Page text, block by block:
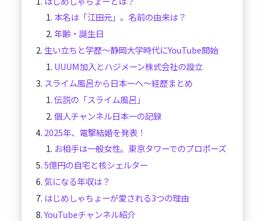
本名は「江田元」。名前の由来は？
年齢・誕生日
生い立ちと学歴～静岡大学時代にYouTube開始
UUUM加入とハジメーン株式会社の設立
スライム風呂から日本一へ～経歴まとめ
伝説の「スライム風呂」
個人チャンネル日本一の記録
2025年、電撃結婚を発表！
お相手は一般女性。東京タワーでのプロポーズ
5億円の自宅と核シェルター
気になる年収は？
はじめしゃちょーが愛される3つの理由
YouTubeチャンネル紹介